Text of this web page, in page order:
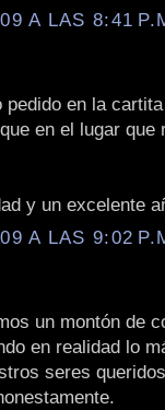
A LAS 8:41
en la
en el lugar que
y un excelente
A LAS 9:02
un montón de
en realidad lo
seres